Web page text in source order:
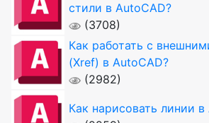
стили в AutoCAD?
(3708)
Как работать с
(Xref) в AutoCAD?
(2982)
Как нарисовать линии в